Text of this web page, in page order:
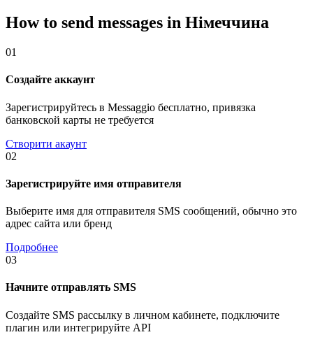
How to send messages in Німеччина
01
Создайте аккаунт
Зарегистрируйтесь в Messaggio бесплатно, привязка
банковской карты не требуется
Створити акаунт
02
Зарегистрируйте имя отправителя
Выберите имя для отправителя SMS сообщений, обычно это
адрес сайта или бренд
Подробнее
03
Начните отправлять SMS
Создайте SMS рассылку в личном кабинете, подключите
плагин или интегрируйте API